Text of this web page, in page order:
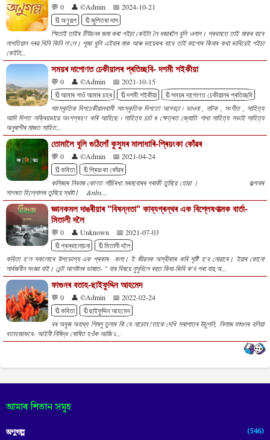
💬 0 👤 ©Admin
📅 2024-10-21
🔖অণুগল্প
🔖জুপিতৰা দাস
স্মিতাই তাইৰ টিউচনৰ জমা কৰা পইচা কেইটা লৈ বজাৰলৈ বুলি ওলাল। প্ৰথমতে তাই মাকৰ বাবে
লাগতিয়াল দৰৱ খিনি কিনি ল'লে। পূজা বুলি এইবাৰ মাক আৰু ভায়েকৰ বাবে তাই কাপোৰ কিনাৰ কথা ভাবিয়েই পইচা
কেইটা...
সময়ৰ দাপোণত ঢেকীয়ালৰ প্ৰতিচ্ছবি- দশমী শইকীয়া
💬 0 👤 ©Admin
📅 2021-10-15
🔖আমাৰ গাওঁ আমাৰ চহৰ
🔖দশমী শইকীয়া
🔖সময়ৰ দাপোণত ঢেকীয়ালৰ প্ৰতিচ্ছবি
সাংস্কৃতিক দিশঢেকীয়ালবাসী সাংস্কৃতিক দিশতো আগবঢ়া ৷ ভাওনা , নাটক , সংগীত , সাহিত্য
আদি দিশত সক্ৰিয়ভাৱে অংশগ্ৰহণ কৰি আহিছে ৷ সাহিত্য চৰ্চা ৰ ক্ষেত্ৰত জ্যোতি শাখা সাহিত্য সভাই সাহিত্য
অনুৰাগীৰ মাজত সাহিত...
তোমালৈ বুলি গুঠিলোঁ কুসুমৰ মালাধাৰি-প্ৰিয়ংকা কোঁৱৰ
💬 0 👤 ©Admin
📅 2021-04-24
🔖কবিতা
🔖প্ৰিয়ংকা কোঁৱৰ
কলিজাৰ নিভাজ কোণত সাঁচিৰখা মৰমবোৰৰ গৰাকী তুমিয়ে হোৱা । কল্পনাৰ
সাগৰত হিল্লোলৰ তুমিয়ে স্ৰষ্টা l &nbs...
জ্ঞানকমল দাঙৰীয়াৰ "বিষন্নতা" কাব্যগ্ৰন্থৰ এক বিশ্লেষণাত্মক বাৰ্তা-
মিতালী দলৈ
💬 0 👤 Unknown
📅 2021-07-03
🔖গ্ৰন্থালোচনা
🔖মিতালী দলৈ
কবিতা হ'ল সকলোৰে উপভোগ্য এক প্ৰকাৰ কলা। ই জীৱনক অস্বীকাৰ কৰি সৃষ্টি হ'ব নোৱাৰে। ইয়াৰ কোনো
সাৰ্বজনীন সংজ্ঞা নাই। চেন্ট আগষ্টনৰ ভাষাত- " যাৰ বিষয়ে নুসুধিলে বহুত কিবা-কিবি ক'ব পৰা যায়,অ...
ফাগুনৰ বতাহ-ছাইফুদ্দিন আহমেদ
💬 0 👤 ©Admin
📅 2022-02-24
🔖কবিতা
🔖ছাইফুদ্দিন আহমেদ
বৰ অবুজ অবাধ্য শিমলু তুলাৰ কি যে নাচোন !তাকে দেখি সৰাপাতৰ উচুপনি, নিলাজ ফাগুনৰ বলিয়া
বতাহজাকবে- আইনী নিষিদ্ধ ঘোষিত হওঁক আজি ৷৷...
আমাৰ শিতান সমূহ
অণুগল্প (546)